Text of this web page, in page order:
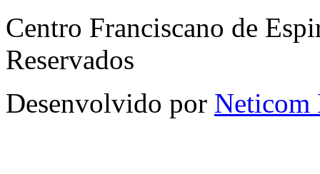
Centro Franciscano de
Reservados
Desenvolvido por Neticom